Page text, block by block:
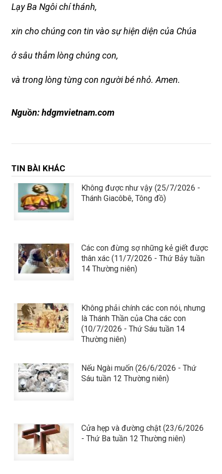
Lạy Ba Ngôi chí thánh,
xin cho chúng con tin vào sự hiện diện của Chúa
ở sâu thẳm lòng chúng con,
và trong lòng từng con người bé nhỏ. Amen.
Nguồn: hdgmvietnam.com
TIN BÀI KHÁC
Không được như vậy (25/7/2026 -
Thánh Giacôbê, Tông đồ)
Các con đừng sợ những kẻ giết được
thân xác (11/7/2026 - Thứ Bảy tuần
14 Thường niên)
Không phải chính các con nói, nhưng
là Thánh Thần của Cha các con
(10/7/2026 - Thứ Sáu tuần 14
Thường niên)
Nếu Ngài muốn (26/6/2026 - Thứ
Sáu tuần 12 Thường niên)
Cửa hẹp và đường chật (23/6/2026
- Thứ Ba tuần 12 Thường niên)